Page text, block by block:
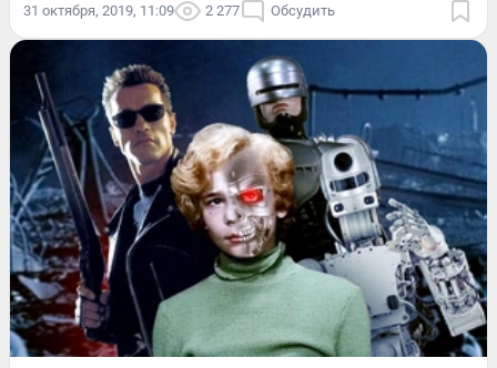
31 октября, 2019, 11:09 2 277 Обсудить